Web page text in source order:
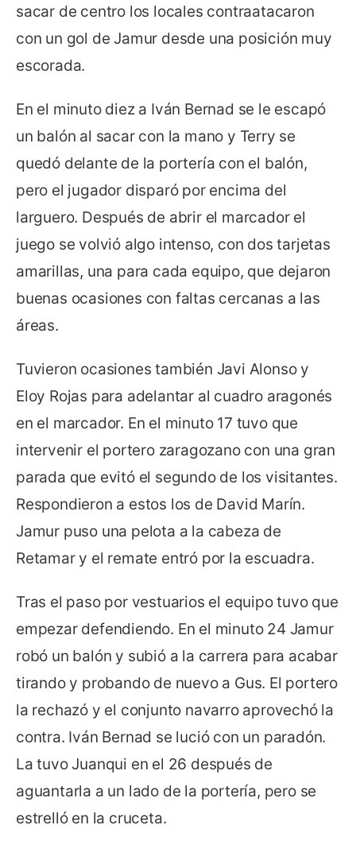
sacar de centro los locales contraatacaron
con un gol de Jamur desde una posición muy
escorada.
En el minuto diez a Iván Bernad se le escapó
un balón al sacar con la mano y Terry se
quedó delante de la portería con el balón,
pero el jugador disparó por encima del
larguero. Después de abrir el marcador el
juego se volvió algo intenso, con dos tarjetas
amarillas, una para cada equipo, que dejaron
buenas ocasiones con faltas cercanas a las
áreas.
Tuvieron ocasiones también Javi Alonso y
Eloy Rojas para adelantar al cuadro aragonés
en el marcador. En el minuto 17 tuvo que
intervenir el portero zaragozano con una gran
parada que evitó el segundo de los visitantes.
Respondieron a estos los de David Marín.
Jamur puso una pelota a la cabeza de
Retamar y el remate entró por la escuadra.
Tras el paso por vestuarios el equipo tuvo que
empezar defendiendo. En el minuto 24 Jamur
robó un balón y subió a la carrera para acabar
tirando y probando de nuevo a Gus. El portero
la rechazó y el conjunto navarro aprovechó la
contra. Iván Bernad se lució con un paradón.
La tuvo Juanqui en el 26 después de
aguantarla a un lado de la portería, pero se
estrelló en la cruceta.